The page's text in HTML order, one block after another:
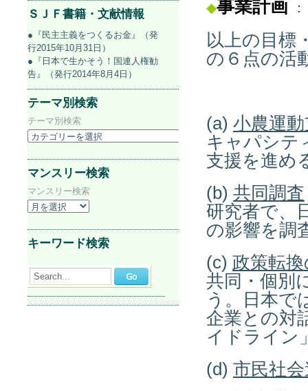
◆事業計画 ：
以上の目標
の６点の活
(a) 小農運
キャパシテ
支援を進め
(b) 共同調査
研究者で、
の影響を調
(c) 政策転
共同・個別
う。日本で
企業との対
イドライン
(d) 市民社
ＳＪＦ書籍・文献情報
●『民主主義をつくるお金』（発
行2015年10月31日）
●『日本で生かそう！国連人権勧
告』（発行2014年8月4日）
テーマ別検索
テーマ別検索
マンスリー検索
マンスリー検索
キーワード検索
Search...